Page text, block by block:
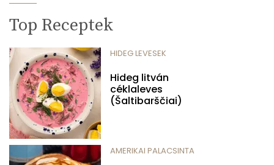
Top Receptek
HIDEG LEVESEK
Hideg litván
céklaleves
(Šaltibarščiai)
AMERIKAI PALACSINTA